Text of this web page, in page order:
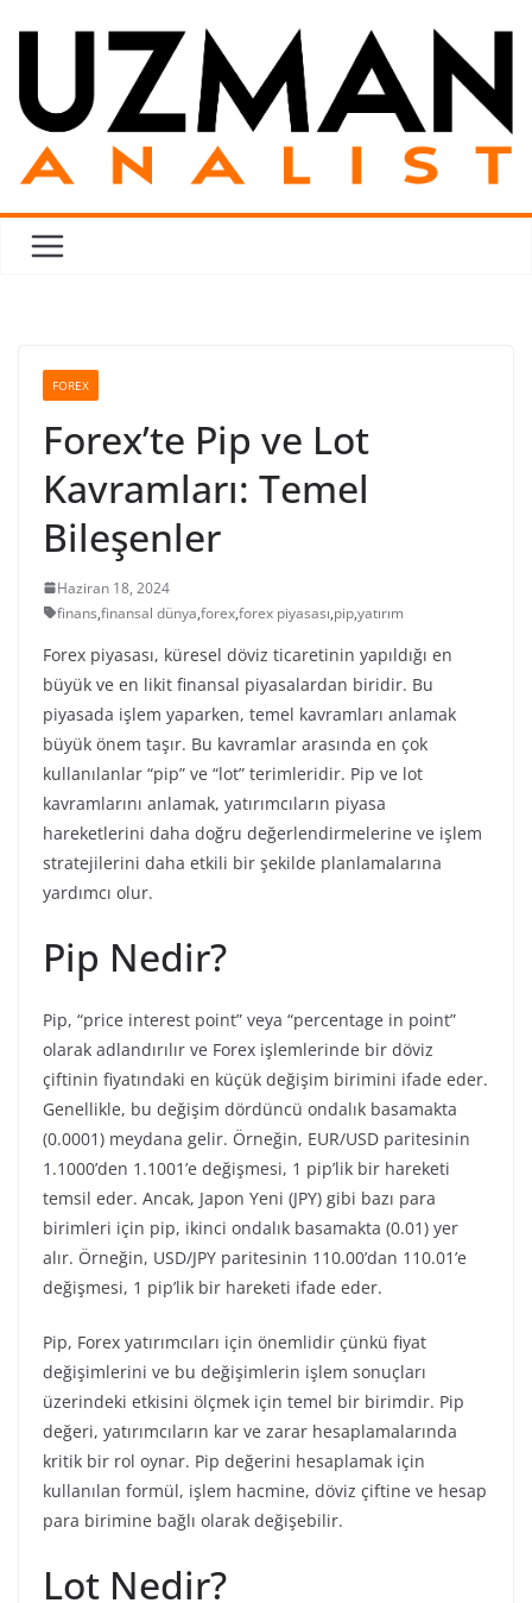
FOREX
Forex’te Pip ve Lot
Kavramları: Temel
Bileşenler
Haziran 18, 2024
finans,finansal dünya,forex,forex piyasası,pip,yatırım
Forex piyasası, küresel döviz ticaretinin yapıldığı en
büyük ve en likit finansal piyasalardan biridir. Bu
piyasada işlem yaparken, temel kavramları anlamak
büyük önem taşır. Bu kavramlar arasında en çok
kullanılanlar “pip” ve “lot” terimleridir. Pip ve lot
kavramlarını anlamak, yatırımcıların piyasa
hareketlerini daha doğru değerlendirmelerine ve işlem
stratejilerini daha etkili bir şekilde planlamalarına
yardımcı olur.
Pip Nedir?
Pip, “price interest point” veya “percentage in point”
olarak adlandırılır ve Forex işlemlerinde bir döviz
çiftinin fiyatındaki en küçük değişim birimini ifade eder.
Genellikle, bu değişim dördüncü ondalık basamakta
(0.0001) meydana gelir. Örneğin, EUR/USD paritesinin
1.1000’den 1.1001’e değişmesi, 1 pip’lik bir hareketi
temsil eder. Ancak, Japon Yeni (JPY) gibi bazı para
birimleri için pip, ikinci ondalık basamakta (0.01) yer
alır. Örneğin, USD/JPY paritesinin 110.00’dan 110.01’e
değişmesi, 1 pip’lik bir hareketi ifade eder.
Pip, Forex yatırımcıları için önemlidir çünkü fiyat
değişimlerini ve bu değişimlerin işlem sonuçları
üzerindeki etkisini ölçmek için temel bir birimdir. Pip
değeri, yatırımcıların kar ve zarar hesaplamalarında
kritik bir rol oynar. Pip değerini hesaplamak için
kullanılan formül, işlem hacmine, döviz çiftine ve hesap
para birimine bağlı olarak değişebilir.
Lot Nedir?